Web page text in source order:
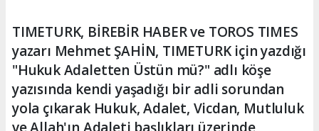
TIMETURK, BİREBİR HABER ve TOROS TIMES
yazarı Mehmet ŞAHİN, TIMETURK için yazdığı
"Hukuk Adaletten Üstün mü?" adlı köşe
yazısında kendi yaşadığı bir adli sorundan
yola çıkarak Hukuk, Adalet, Vicdan, Mutluluk